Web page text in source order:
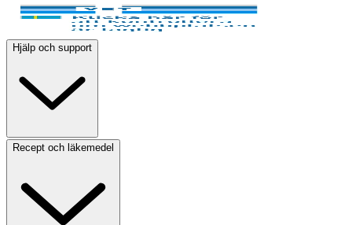
Hjälp och support
Recept och läkemedel